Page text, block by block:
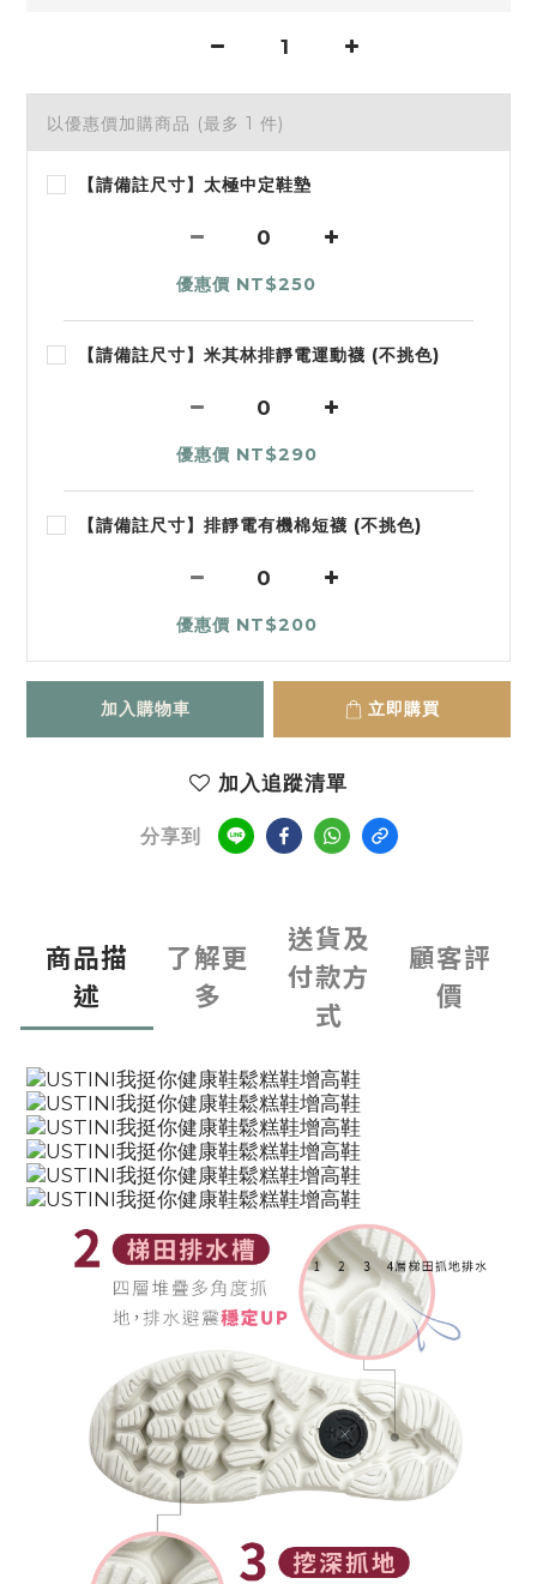
以優惠價加購商品 (最多 1 件)
【請備註尺寸】太極中定鞋墊
優惠價 NT$250
【請備註尺寸】米其林排靜電運動襪 (不挑色)
優惠價 NT$290
【請備註尺寸】排靜電有機棉短襪 (不挑色)
優惠價 NT$200
加入購物車 立即購買
加入追蹤清單
分享到
商品描
述
了解更
多
送貨及
付款方
式
顧客評
價